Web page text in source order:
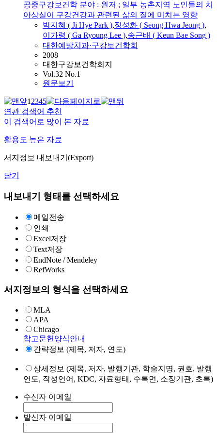
공중구강보건학 분야 : 원저 ; 일부 농촌지역 노인들의 치
아상실이 구강건강과 관련된 삶의 질에 미치는 영향
박지혜 ( Ji Hye Park ),정성화 ( Seong Hwa Jeong ),
이가령 ( Ga Ryoung Lee ),송근배 ( Keun Bae Song )
대한예방치과·구강보건학회
2008
대한구강보건학회지
Vol.32 No.1
원문보기
12345
연관 검색어 추천
이 검색어로 많이 본 자료
활용도 높은 자료
서지정보 내보내기(Export)
닫기
내보내기 형태를 선택하세요
메일전송
인쇄
Excel저장
Text저장
EndNote / Mendeley
RefWorks
서지정보의 형식을 선택하세요
MLA
APA
Chicago
참고문헌양식안내
간략정보 (제목, 저자, 연도)
상세정보 (제목, 저자, 발행기관, 학술지명, 권호, 발행
연도, 작성언어, KDC, 자료형태, 수록면, 소장기관, 초록)
수신자 이메일
발신자 이메일